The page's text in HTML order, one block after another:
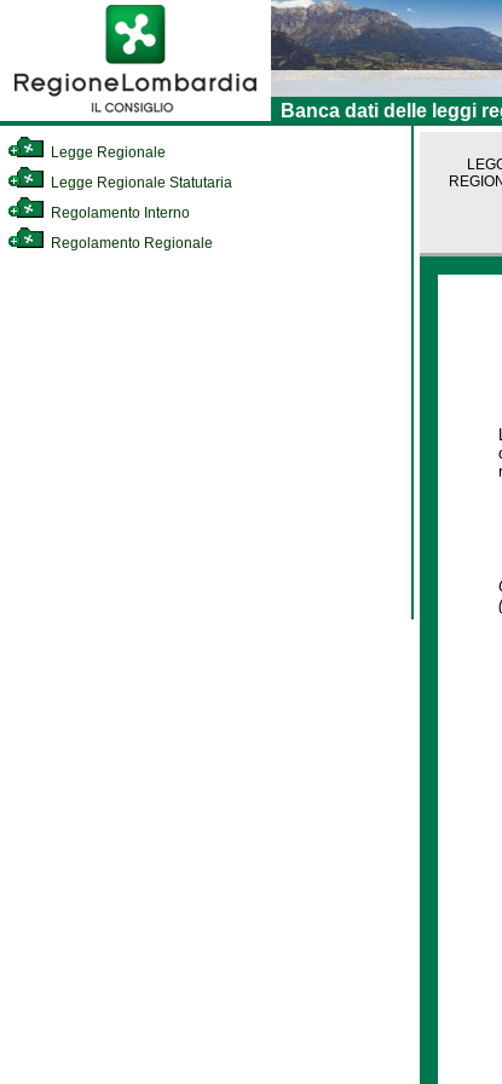
Banca dati delle leggi
Legge Regionale
Legge Regionale Statutaria
Regolamento Interno
Regolamento Regionale